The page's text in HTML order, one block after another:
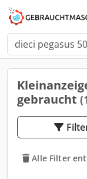
gebraucht
Alle Filter